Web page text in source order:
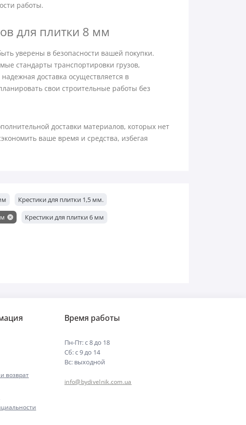
работы.
для плитки 8 мм
уверены в безопасности вашей покупки.
стандарты транспортировки грузов,
доставка осуществляется в
свои строительные работы без
доставки материалов, которых нет
ваше время и средства, избегая
Крестики для плитки 1,5 мм.
Крестики для плитки 6 мм
возврат
Время работы
Пн-Пт: с 8 до 18
Сб: с 9 до 14
Вс: выходной
info@bydivelnik.com.ua